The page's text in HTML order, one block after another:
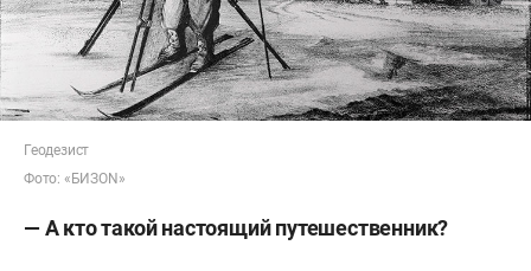
Геодезист
Фото: «БИЗОN»
— А кто такой настоящий путешественник?